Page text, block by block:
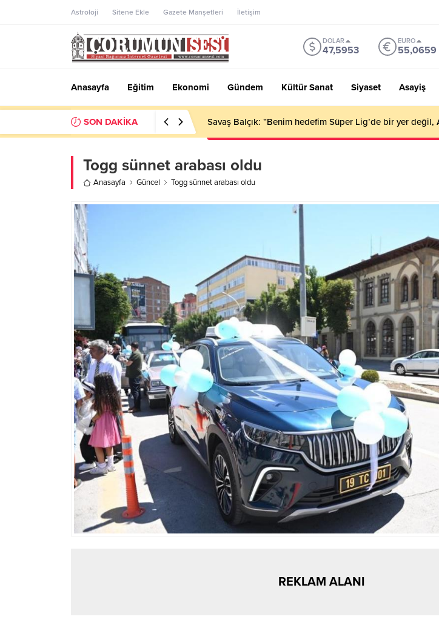
Astroloji Sitene Ekle Gazete Manşetleri İletişim
DOLAR
47,5953
EURO
55,0659
Anasayfa Eğitim Ekonomi Gündem Kültür Sanat Siyaset Asayiş
SON DAKİKA Çorum’da korkutan yangın : 40 dönüm arazi zarar gördü
Togg sünnet arabası oldu
Anasayfa Güncel Togg sünnet arabası oldu
REKLAM ALANI